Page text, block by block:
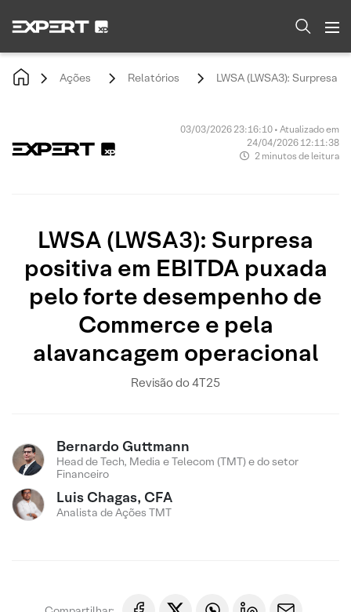
Ações Relatórios LWSA (LWSA3):
03/03/2026 23:16:10 • Atualizado em
24/04/2026 12:11:38
2 minutos de leitura
LWSA (LWSA3): Surpresa
positiva em EBITDA puxada
pelo forte desempenho de
Commerce e pela
alavancagem operacional
Revisão do 4T25
Bernardo Guttmann
Head de Tech, Media e Telecom (TMT) e do setor
Financeiro
Luis Chagas, CFA
Analista de Ações TMT